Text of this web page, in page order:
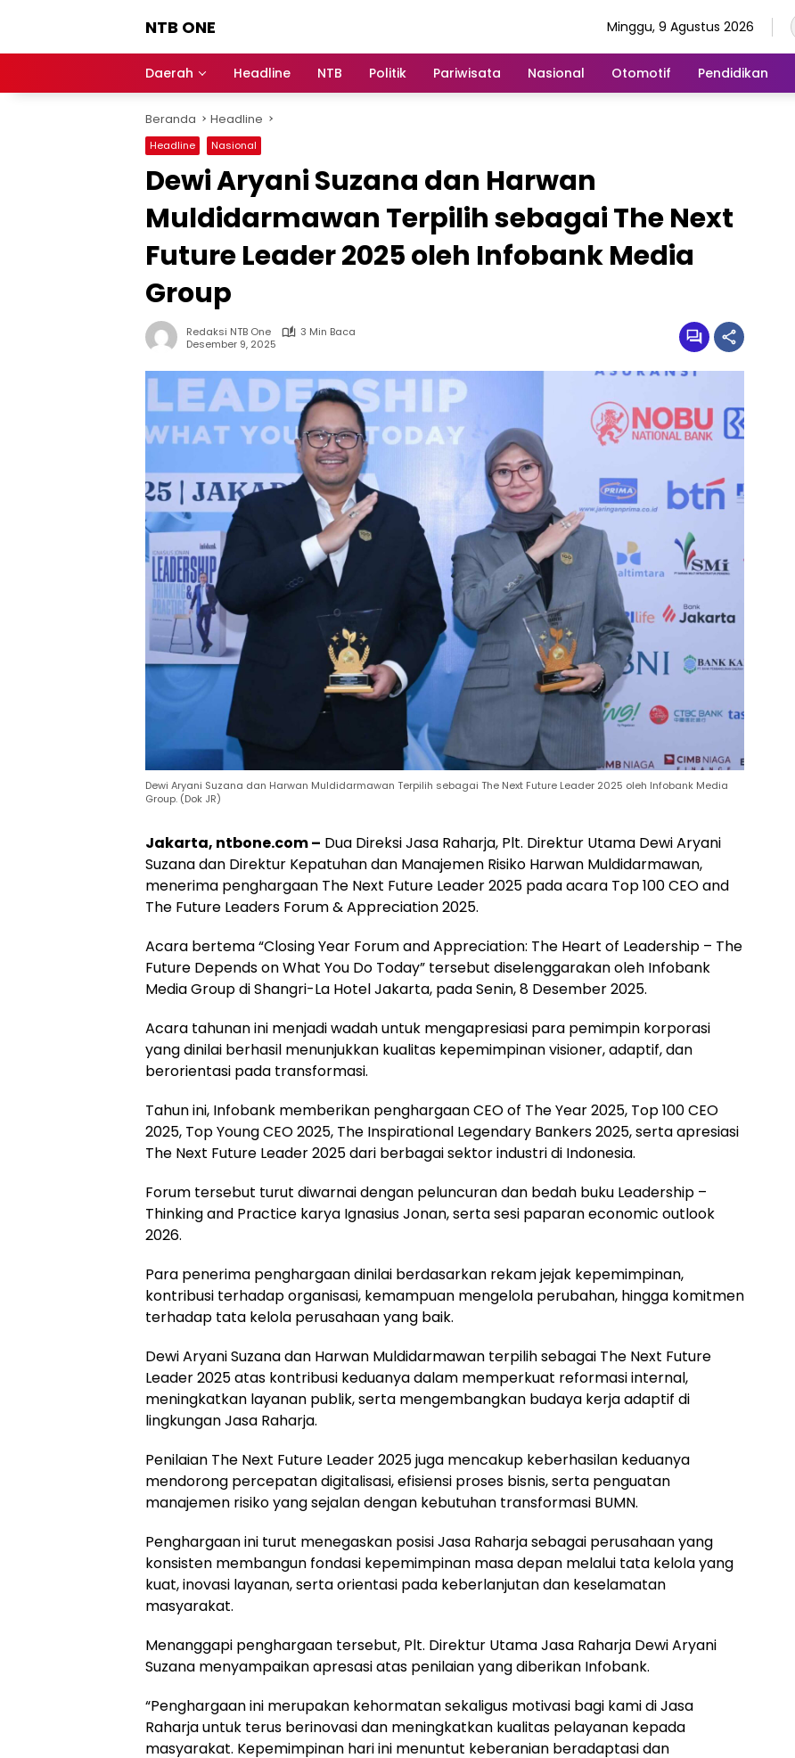
NTB ONE
dan
Berita
Lombok
Minggu, 9 Agustus 2026
Daerah Headline NTB Politik Pariwisata Nasional Otomotif Pendidikan
Beranda Headline
Headline Nasional
Dewi Aryani Suzana dan Harwan
Muldidarmawan Terpilih sebagai The Next
Future Leader 2025 oleh Infobank Media
Group
Redaksi NTB One
3 Min Baca
Desember 9, 2025
Dewi Aryani Suzana dan Harwan Muldidarmawan Terpilih sebagai The Next Future Leader 2025 oleh Infobank Media
Group. (Dok JR)
Jakarta, ntbone.com – Dua Direksi Jasa Raharja, Plt. Direktur Utama Dewi Aryani
Suzana dan Direktur Kepatuhan dan Manajemen Risiko Harwan Muldidarmawan,
menerima penghargaan The Next Future Leader 2025 pada acara Top 100 CEO and
The Future Leaders Forum & Appreciation 2025.
Acara bertema “Closing Year Forum and Appreciation: The Heart of Leadership – The
Future Depends on What You Do Today” tersebut diselenggarakan oleh Infobank
Media Group di Shangri-La Hotel Jakarta, pada Senin, 8 Desember 2025.
Acara tahunan ini menjadi wadah untuk mengapresiasi para pemimpin korporasi
yang dinilai berhasil menunjukkan kualitas kepemimpinan visioner, adaptif, dan
berorientasi pada transformasi.
Tahun ini, Infobank memberikan penghargaan CEO of The Year 2025, Top 100 CEO
2025, Top Young CEO 2025, The Inspirational Legendary Bankers 2025, serta apresiasi
The Next Future Leader 2025 dari berbagai sektor industri di Indonesia.
Forum tersebut turut diwarnai dengan peluncuran dan bedah buku Leadership –
Thinking and Practice karya Ignasius Jonan, serta sesi paparan economic outlook
2026.
Para penerima penghargaan dinilai berdasarkan rekam jejak kepemimpinan,
kontribusi terhadap organisasi, kemampuan mengelola perubahan, hingga komitmen
terhadap tata kelola perusahaan yang baik.
Dewi Aryani Suzana dan Harwan Muldidarmawan terpilih sebagai The Next Future
Leader 2025 atas kontribusi keduanya dalam memperkuat reformasi internal,
meningkatkan layanan publik, serta mengembangkan budaya kerja adaptif di
lingkungan Jasa Raharja.
Penilaian The Next Future Leader 2025 juga mencakup keberhasilan keduanya
mendorong percepatan digitalisasi, efisiensi proses bisnis, serta penguatan
manajemen risiko yang sejalan dengan kebutuhan transformasi BUMN.
Penghargaan ini turut menegaskan posisi Jasa Raharja sebagai perusahaan yang
konsisten membangun fondasi kepemimpinan masa depan melalui tata kelola yang
kuat, inovasi layanan, serta orientasi pada keberlanjutan dan keselamatan
masyarakat.
Menanggapi penghargaan tersebut, Plt. Direktur Utama Jasa Raharja Dewi Aryani
Suzana menyampaikan apresasi atas penilaian yang diberikan Infobank.
“Penghargaan ini merupakan kehormatan sekaligus motivasi bagi kami di Jasa
Raharja untuk terus berinovasi dan meningkatkan kualitas pelayanan kepada
masyarakat. Kepemimpinan hari ini menuntut keberanian beradaptasi dan